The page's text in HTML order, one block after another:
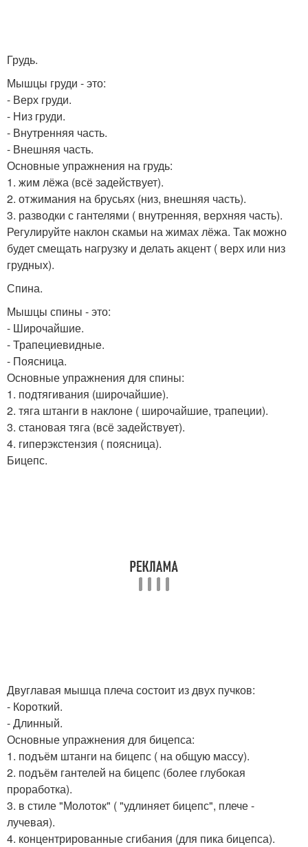
Грудь.
Мышцы груди - это:
- Верх груди.
- Низ груди.
- Внутренняя часть.
- Внешняя часть.
Основные упражнения на грудь:
1. жим лёжа (всё задействует).
2. отжимания на брусьях (низ, внешняя часть).
3. разводки с гантелями ( внутренняя, верхняя часть).
Регулируйте наклон скамьи на жимах лёжа. Так можно
будет смещать нагрузку и делать акцент ( верх или низ
грудных).
Спина.
Мышцы спины - это:
- Широчайшие.
- Трапециевидные.
- Поясница.
Основные упражнения для спины:
1. подтягивания (широчайшие).
2. тяга штанги в наклоне ( широчайшие, трапеции).
3. становая тяга (всё задействует).
4. гиперэкстензия ( поясница).
Бицепс.
Двуглавая мышца плеча состоит из двух пучков:
- Короткий.
- Длинный.
Основные упражнения для бицепса:
1. подъём штанги на бицепс ( на общую массу).
2. подъём гантелей на бицепс (более глубокая
проработка).
3. в стиле "Молоток" ( "удлиняет бицепс", плече -
лучевая).
4. концентрированные сгибания (для пика бицепса).